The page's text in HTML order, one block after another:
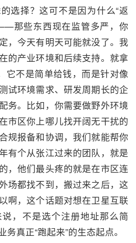
选择？这可不是因为什么“返
那些东西现在监管多严，你
，今天有明天可能就没了。我
的产业环境和后续支持。就拿
它不是简单给钱，而是针对像
试环境需求、研发周期长的企
务。比如，你需要做野外环境
市区你上哪儿找开阔无干扰的
规报备和协调，我们就能帮你
有个从张江过来的团队，就是
，他们最头疼的就是在市区连
场都找不到，搬过来之后，这
啊，这个话题对想在卫星互联
，不是选个注册地址那么简
真正“跑起来”的生态起点。